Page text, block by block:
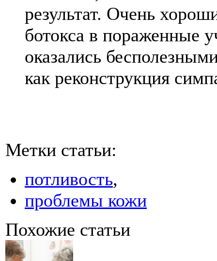
результат. Очень
ботокса в пораженные
оказались
как реконструкция
Метки статьи:
потливость,
проблемы кожи
Похожие статьи